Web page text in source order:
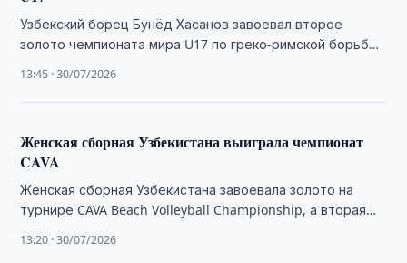
Узбекский борец Бунёд Хасанов завоевал второе
золото чемпионата мира U17 по греко-римской борьбе,
Узбекистана.
13:45 · 30/07/2026
Женская сборная Узбекистана выиграла чемпионат
CAVA
Женская сборная Узбекистана завоевала золото на
турнире CAVA Beach Volleyball Championship, а вторая
13:20 · 30/07/2026